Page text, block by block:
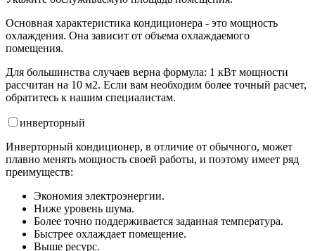
Основная характеристика кондиционера - это мощность
охлаждения. Она зависит от объема охлаждаемого
помещения.
Для большинства случаев верна формула: 1 кВт мощности
рассчитан на 10 м2. Если вам необходим более точный расчет,
обратитесь к нашим специалистам.
инверторный
Инверторный кондиционер, в отличие от обычного, может
плавно менять мощность своей работы, и поэтому имеет ряд
преимуществ:
Экономия электроэнергии.
Ниже уровень шума.
Более точно поддерживается заданная температура.
Быстрее охлаждает помещение.
Выше ресурс.